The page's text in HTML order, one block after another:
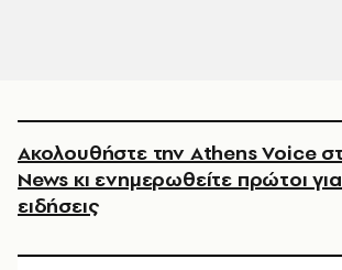
Ακολουθήστε την Athens Voice
News κι ενημερωθείτε πρώτοι
ειδήσεις